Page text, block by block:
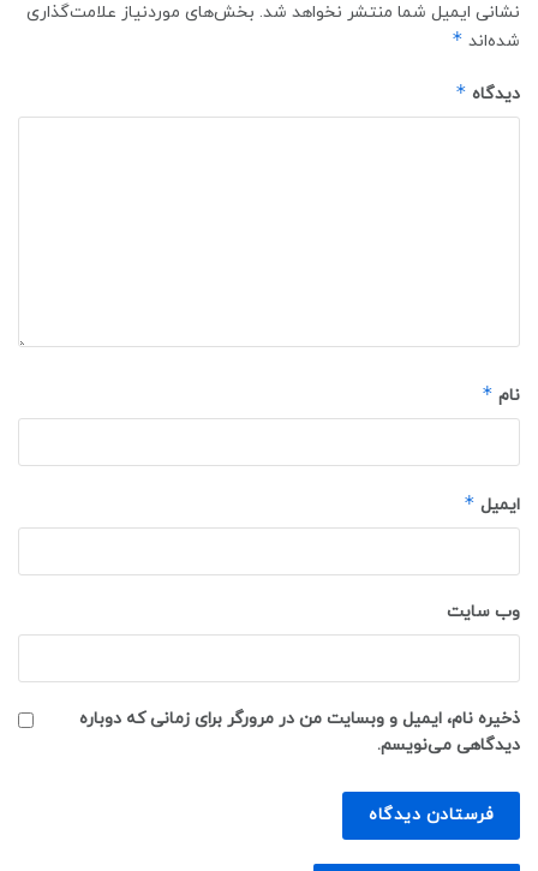
نشانی ایمیل شما منتشر نخواهد شد. بخش‌های موردنیاز علامت‌گذاری
شده‌اند *
دیدگاه *
نام *
ایمیل *
وب‌ سایت
ذخیره نام، ایمیل و وبسایت من در مرورگر برای زمانی که دوباره
دیدگاهی می‌نویسم.